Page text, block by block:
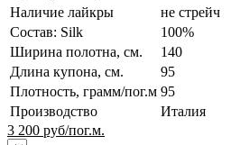
Наличие лайкры
не стрейч
Состав: Silk
100%
Ширина полотна, см.
140
Длина купона, см.
95
Плотность, грамм/пог.м 95
Производство
Италия
3 200 руб/пог.м.